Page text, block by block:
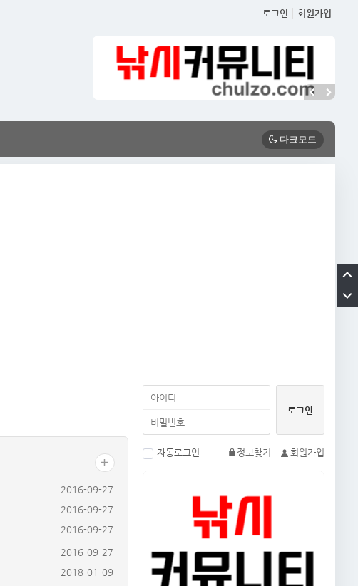
로그인 회원가입
2016-09-27
2018-01-09
2016-09-27
2016-09-27
2016-09-27
자동로그인 정보찾기 회원가입